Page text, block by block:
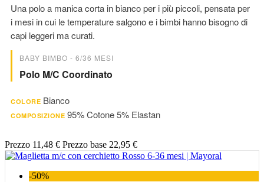
Una polo a manica corta in bianco per i più piccoli, pensata per
i mesi in cui le temperature salgono e i bimbi hanno bisogno di
capi leggeri ma curati.
BABY BIMBO - 6/36 MESI
Polo M/c Coordinato
COLORE Bianco
COMPOSIZIONE 95% Cotone 5% Elastan
Prezzo 11,48 € Prezzo base 22,95 €
-50%